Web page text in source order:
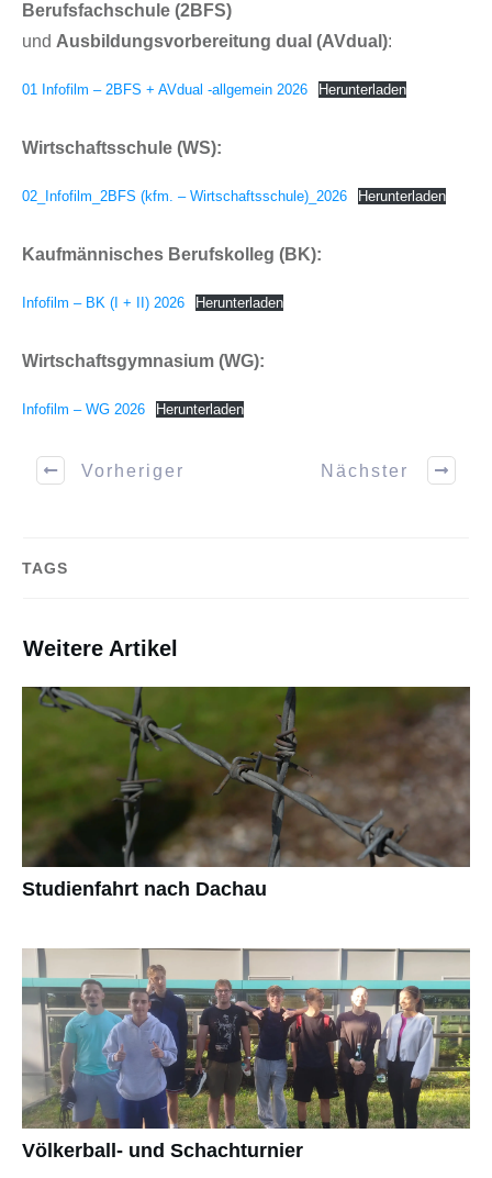
Berufsfachschule (2BFS)
und Ausbildungsvorbereitung dual (AVdual):
01 Infofilm – 2BFS + AVdual -allgemein 2026 Herunterladen
Wirtschaftsschule (WS):
02_Infofilm_2BFS (kfm. – Wirtschaftsschule)_2026 Herunterladen
Kaufmännisches Berufskolleg (BK):
Infofilm – BK (I + II) 2026 Herunterladen
Wirtschaftsgymnasium (WG):
Infofilm – WG 2026 Herunterladen
Vorheriger Nächster
TAGS
Weitere Artikel
Studienfahrt nach Dachau
Völkerball- und Schachturnier